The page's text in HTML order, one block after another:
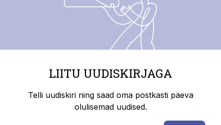
LIITU UUDISKIRJAGA
Telli uudiskiri ning saad oma postkasti päeva
olulisemad uudised.